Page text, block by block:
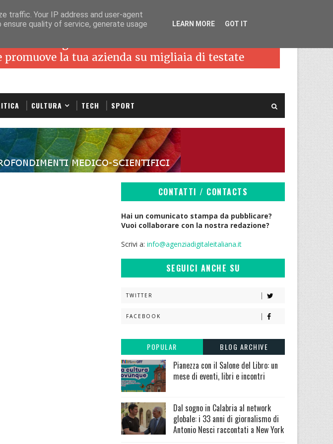
CULTURA TECH SPORT
CONTATTI / CONTACTS
Hai un comunicato stampa da pubblicare?
Vuoi collaborare con la nostra redazione?
Scrivi a: info@agenziadigitaleitaliana.it
SEGUICI ANCHE SU
TWITTER
FACEBOOK
POPULAR BLOG ARCHIVE
Pianezza con il Salone del Libro: un
mese di eventi, libri e incontri
Dal sogno in Calabria al network
globale: i 33 anni di giornalismo di
Antonio Nesci raccontati a New York
traffic. Your IP address and user-agent
quality of service, generate usage
LEARN MORE GOT IT